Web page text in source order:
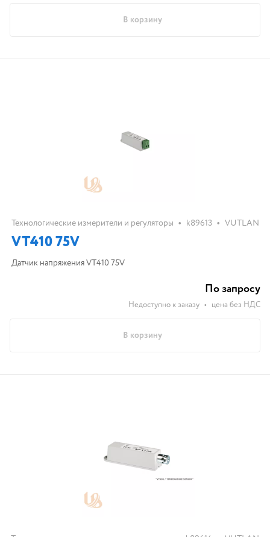
В корзину
Технологические измерители и регуляторы • k89613 • VUTLAN
VT410 75V
Датчик напряжения VT410 75V
По запросу
Недоступно к заказу • цена без НДС
В корзину